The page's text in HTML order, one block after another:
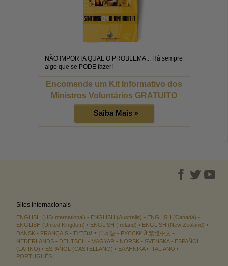
NÃO IMPORTA QUAL O PROBLEMA... Há sempre
algo que se PODE fazer!
Encomende um Kit Informativo dos
Ministros Voluntários GRATUITO
Saiba Mais »
Sites Internacionais
ENGLISH (US/International) ENGLISH (Australia)
ENGLISH (Canada)
ENGLISH (United Kingdom)
ENGLISH (Ireland)
ENGLISH (New Zealand)
DANSK
FRANÇAIS עברית 日本語 РУССКИЙ 繁體中文
NEDERLANDS
DEUTSCH MAGYAR NORSK SVENSKA
ESPAÑOL
(LATINO)
ESPAÑOL (CASTELLANO) ΕΛΛΗΝΙΚA
ITALIANO
PORTUGUÊS